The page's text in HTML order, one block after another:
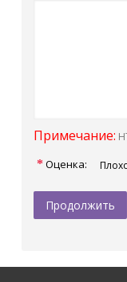
Примечание:
Оценка:
Продолжить